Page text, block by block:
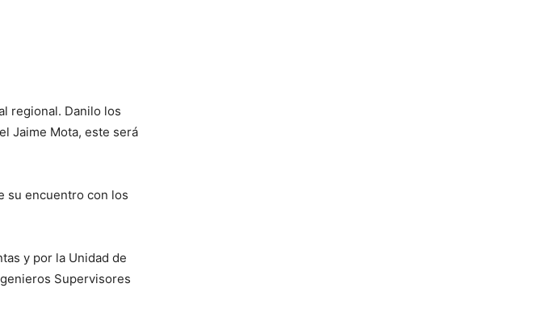
regional. Danilo los
Jaime Mota, este será
su encuentro con los
y por la Unidad de
Supervisores